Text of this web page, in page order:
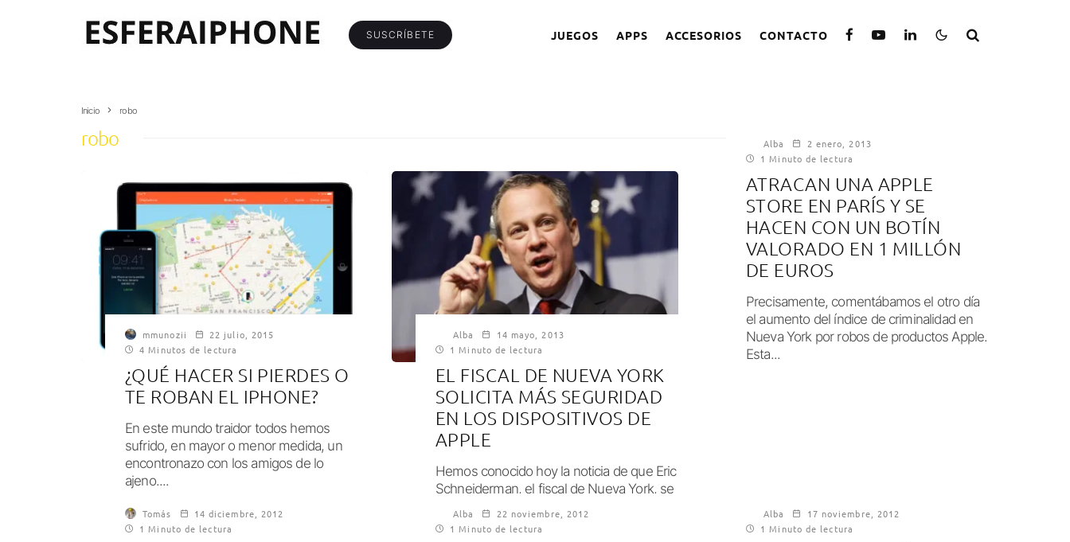
SUSCRÍBETE JUEGOS APPS ACCESORIOS CONTACTO
Inicio robo
robo
mmunozii
22 julio, 2015
4 Minutos de lectura
¿QUÉ HACER SI PIERDES O
TE ROBAN EL IPHONE?
En este mundo traidor todos hemos
sufrido, en mayor o menor medida, un
encontronazo con los amigos de lo
ajeno....
Alba
14 mayo, 2013
1 Minuto de lectura
EL FISCAL DE NUEVA YORK
SOLICITA MÁS SEGURIDAD
EN LOS DISPOSITIVOS DE
APPLE
Hemos conocido hoy la noticia de que Eric
Schneiderman, el fiscal de Nueva York, se
ha comunicado directamente con los...
Alba
2 enero, 2013
1 Minuto de lectura
ATRACAN UNA APPLE
STORE EN PARÍS Y SE
HACEN CON UN BOTÍN
VALORADO EN 1 MILLÓN
DE EUROS
Precisamente, comentábamos el otro día
el aumento del índice de criminalidad en
Nueva York por robos de productos Apple.
Esta...
Tomás
14 diciembre, 2012
1 Minuto de lectura
Alba
22 noviembre, 2012
1 Minuto de lectura
Alba
17 noviembre, 2012
1 Minuto de lectura